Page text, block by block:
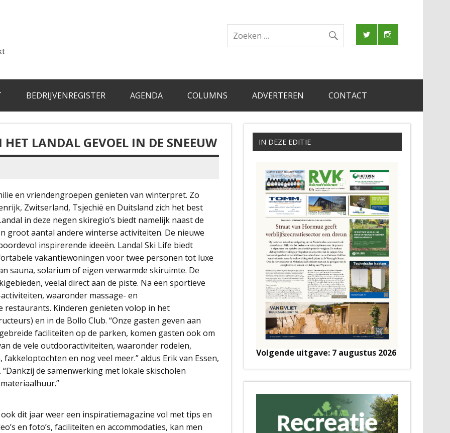
BEDRIJVENREGISTER AGENDA COLUMNS ADVERTEREN CONTACT
LANDAL GEVOEL IN DE SNEEUW
en vriendengroepen genieten van winterpret. Zo
Zwitserland, Tsjechië en Duitsland zich het best
in deze negen skiregio’s biedt namelijk naast de
aantal andere winterse activiteiten. De nieuwe
inspirerende ideeën. Landal Ski Life biedt
vakantiewoningen voor twee personen tot luxe
sauna, solarium of eigen verwarmde skiruimte. De
veelal direct aan de piste. Na een sportieve
waaronder massage- en
restaurants. Kinderen genieten volop in het
en in de Bollo Club. “Onze gasten geven aan
faciliteiten op de parken, komen gasten ook om
de vele outdooractiviteiten, waaronder rodelen,
en nog veel meer.” aldus Erik van Essen,
de samenwerking met lokale skischolen
dit jaar weer een inspiratiemagazine vol met tips en
en foto’s, faciliteiten en accommodaties, kan men
IN DEZE EDITIE
Volgende uitgave: 7 augustus 2026